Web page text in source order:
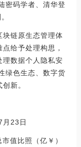
密码学者、清华登
块链原生态管理体
给予处理构思，
理数据个人隐私安
绿色生态、数字货
新。
月23日
值比照（亿￥）